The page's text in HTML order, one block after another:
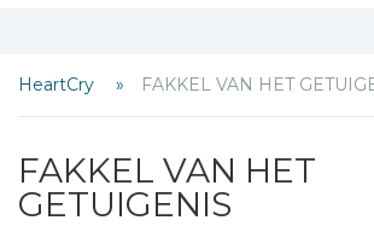
HeartCry FAKKEL VAN HET
FAKKEL VAN HET
GETUIGENIS